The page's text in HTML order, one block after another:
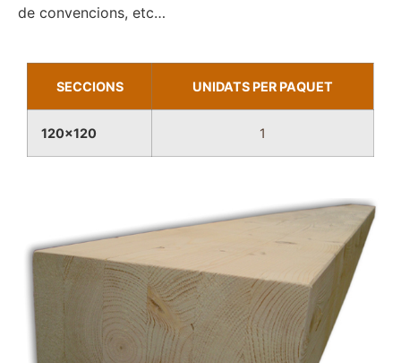
de convencions, etc…
SECCIONS UNIDATS PER PAQUET
120x120 1